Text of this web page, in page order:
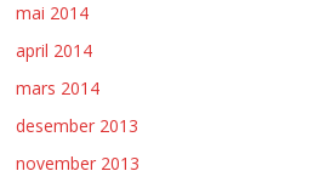
mai 2014
april 2014
mars 2014
desember 2013
november 2013